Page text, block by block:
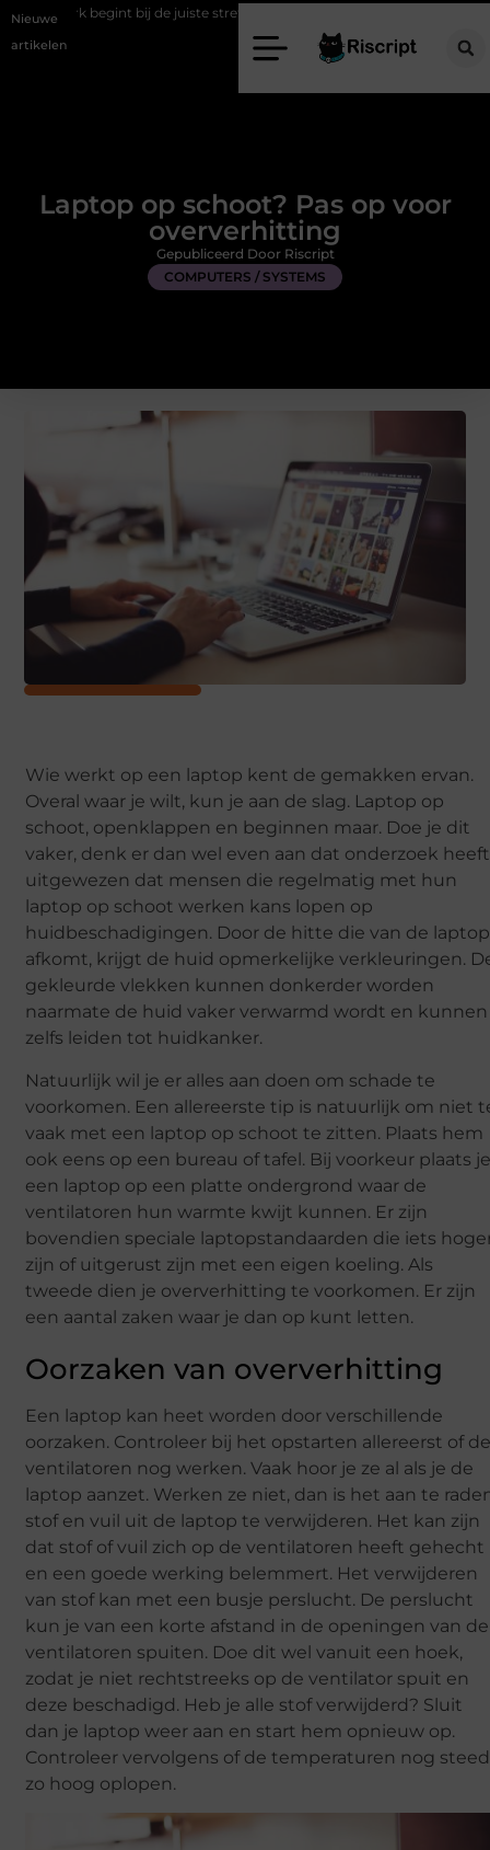
Nieuwe
artikelen
bij de juiste stretch werkbroek
Laptop op schoot? Pas op voor
oververhitting
COMPUTERS / SYSTEMS
Gepubliceerd Door Riscript
Wie werkt op een laptop kent de gemakken ervan.
Overal waar je wilt, kun je aan de slag. Laptop op
schoot, openklappen en beginnen maar. Doe je dit
vaker, denk er dan wel even aan dat onderzoek heeft
uitgewezen dat mensen die regelmatig met hun
laptop op schoot werken kans lopen op
huidbeschadigingen. Door de hitte die van de laptop
afkomt, krijgt de huid opmerkelijke verkleuringen.
gekleurde vlekken kunnen donkerder worden
naarmate de huid vaker verwarmd wordt en kunnen
zelfs leiden tot huidkanker.
Natuurlijk wil je er alles aan doen om schade te
voorkomen. Een allereerste tip is natuurlijk om niet
vaak met een laptop op schoot te zitten. Plaats hem
ook eens op een bureau of tafel. Bij voorkeur plaats
een laptop op een platte ondergrond waar de
ventilatoren hun warmte kwijt kunnen. Er zijn
bovendien speciale laptopstandaarden die iets
zijn of uitgerust zijn met een eigen koeling. Als
tweede dien je oververhitting te voorkomen. Er zijn
een aantal zaken waar je dan op kunt letten.
Oorzaken van oververhitting
Een laptop kan heet worden door verschillende
oorzaken. Controleer bij het opstarten allereerst of
ventilatoren nog werken. Vaak hoor je ze al als je de
laptop aanzet. Werken ze niet, dan is het aan te
stof en vuil uit de laptop te verwijderen. Het kan zijn
dat stof of vuil zich op de ventilatoren heeft gehecht
en een goede werking belemmert. Het verwijderen
van stof kan met een busje perslucht. De perslucht
kun je van een korte afstand in de openingen van de
ventilatoren spuiten. Doe dit wel vanuit een hoek,
zodat je niet rechtstreeks op de ventilator spuit en
deze beschadigd. Heb je alle stof verwijderd? Sluit
dan je laptop weer aan en start hem opnieuw op.
Controleer vervolgens of de temperaturen nog
zo hoog oplopen.